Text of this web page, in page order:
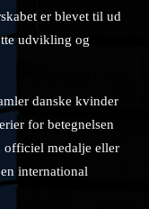
er blevet til ud
udvikling og
danske kvinder
for betegnelsen
officiel medalje eller
international